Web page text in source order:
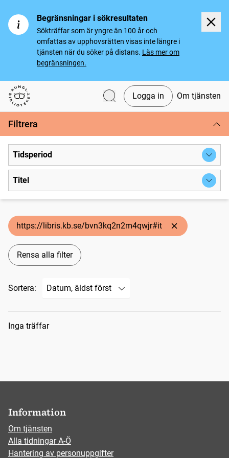
Begränsningar i sökresultaten
Sökträffar som är yngre än 100 år och
omfattas av upphovsrätten visas inte längre i
tjänsten när du söker på distans. Läs mer om
begränsningen.
Svenska tidningar
Logga in Om tjänsten
Filtrera
Tidsperiod
Titel
https://libris.kb.se/bvn3kq2n2m4qwjr#it
Rensa alla filter
Sortera:
Sökresultat
Inga träffar
Information
Om tjänsten
Alla tidningar A-Ö
Hantering av personuppgifter